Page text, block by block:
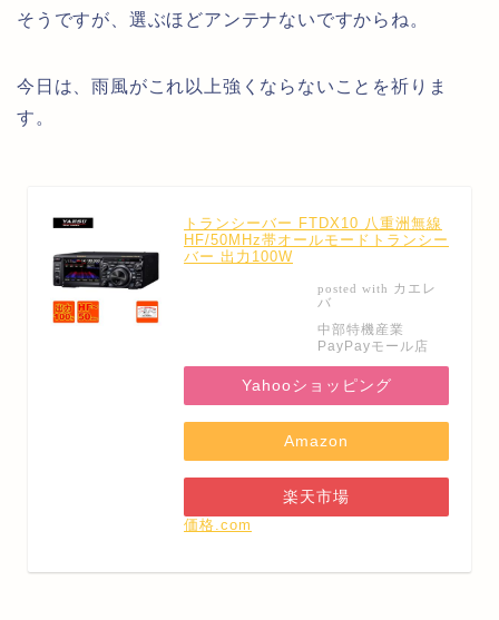
そうですが、選ぶほどアンテナないですからね。
今日は、雨風がこれ以上強くならないことを祈りま
す。
トランシーバー FTDX10 八重洲無線
HF/50MHz帯オールモードトランシー
バー 出力100W
posted with カエレ
バ
中部特機産業
PayPayモール店
Yahooショッピング
Amazon
楽天市場
価格.com